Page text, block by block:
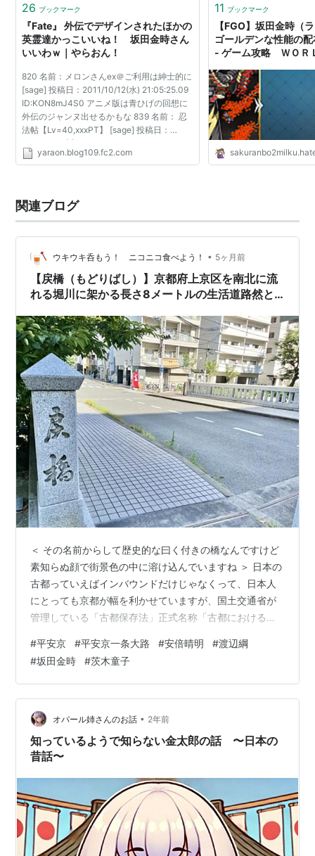
26 ブックマーク
『Fate』 外伝でデザインされたほかの
英霊達かっこいいね！ 坂田金時さん
いいわｗ｜やらおん！
820 名前：メロンさんex＠ご利用は紳士的に
[sage] 投稿日：2011/10/12(水) 21:05:25.09
ID:KON8mJ4S0 アニメ版は青ひげの回想に
外伝のジャンヌ出せるかもな 839 名前： 忍
法帖【Lv=40,xxxPT】 [sage] 投稿日：
2011/10/12(水) 21:08:09.04 ID:Wpj+Cuqv0
>>820 限りなくアーサー王だなｗ こりゃ勘
yaraon.blog109.fc2.com
11 ブックマーク
【FGO】坂田金時（
ゴールデンな性能の
- ゲーム攻略 ＷＯＲ
関連ブログ
ウキウキ呑もう！ ニコニコ食べよう！ • 5ヶ月前
【戻橋（もどりばし）】京都府上京区を南北に流
れる堀川に架かる長さ8メートルの生活道路然と
＜ その名前からして歴史的な曰く付きの橋なんですけど
素知らぬ顔で街景色の中に溶け込んでいますね ＞ 日本の
古都っていえばインバウンドだけじゃなくって、日本人
にとっても京都が幅を利かせていますが、国土交通省が
管理している「古都保存法」正式名称「古都における歴
「現在、京都市、奈良市、鎌倉市のほかに、天理市、橿
原市、桜井市、奈良県生駒郡斑鳩町、同県高市郡明日香
村、逗子市並びに大津市の合計8市1町1村が「古都」に指
定されています」 とのことです。10の古都のうち、奈良
県が4市1町1村で6つを数えているんですね。奈良は日本
の最古の都ですもんね、納得なっ…
#平安京 #平安京一条大路 #安倍晴明 #渡辺綱
#坂田金時 #茨木童子
オパール姉さんのお話 • 2年前
知っているようで知らない金太郎の話 〜日本の
昔話〜